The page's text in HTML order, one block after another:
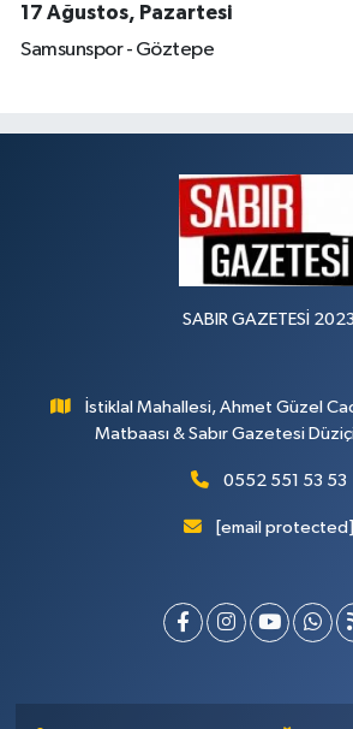
17 Ağustos, Pazartesi
Samsunspor - Göztepe
SABIR GAZETESİ 2023
İstiklal Mahallesi, Ahmet Güzel
Matbaası & Sabır Gazetesi
0552 551 53 53
[email protected]